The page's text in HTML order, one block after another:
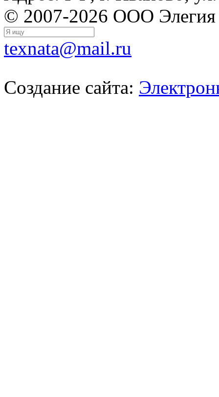
© 2007-2026 ООО Элегия
texnata@mail.ru
Создание сайта: